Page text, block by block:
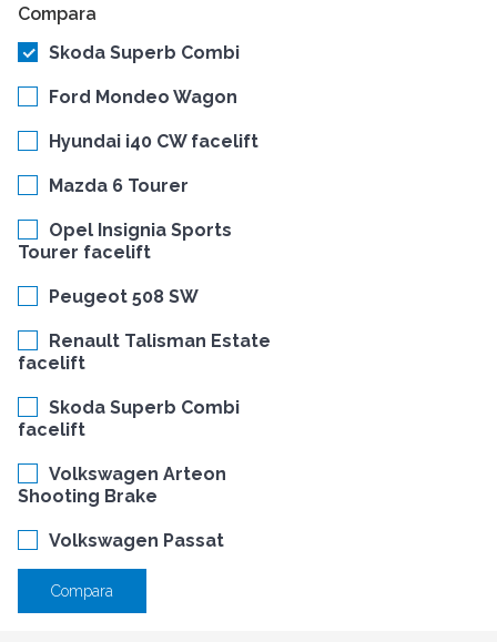
Compara
Skoda Superb Combi
Ford Mondeo Wagon
Hyundai i40 CW facelift
Mazda 6 Tourer
Opel Insignia Sports
Tourer facelift
Peugeot 508 SW
Renault Talisman Estate
facelift
Skoda Superb Combi
facelift
Volkswagen Arteon
Shooting Brake
Volkswagen Passat
Compara